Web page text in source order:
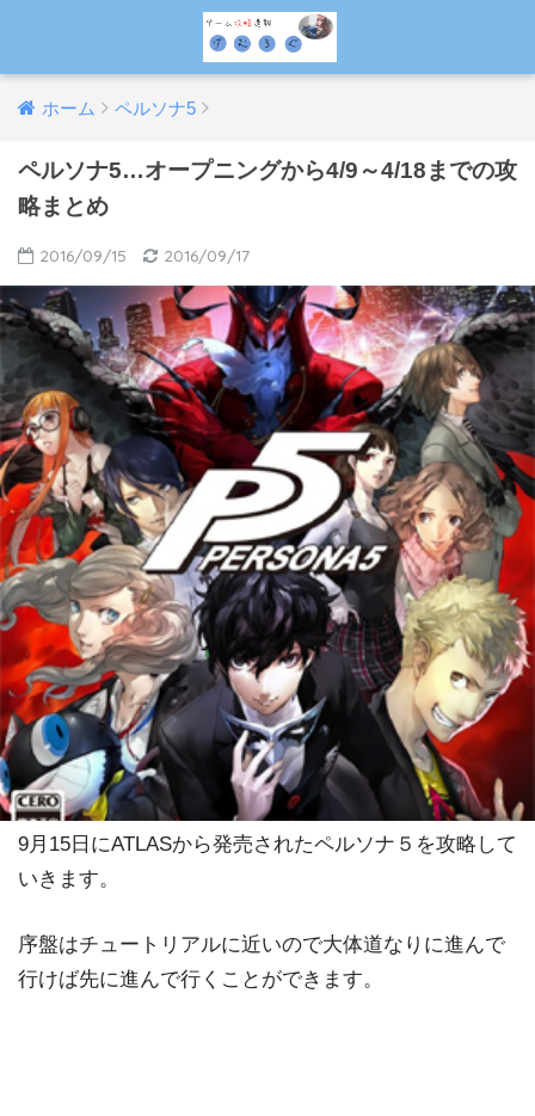
ホーム ペルソナ5
ペルソナ5…オープニングから4/9～4/18までの攻
略まとめ
2016/09/15 2016/09/17
9月15日にATLASから発売されたペルソナ５を攻略して
いきます。
序盤はチュートリアルに近いので大体道なりに進んで
行けば先に進んで行くことができます。